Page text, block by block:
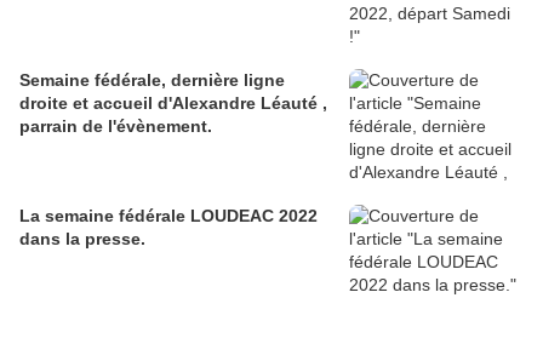
Semaine fédérale, dernière ligne
droite et accueil d'Alexandre Léauté ,
parrain de l'évènement.
La semaine fédérale LOUDEAC 2022
dans la presse.